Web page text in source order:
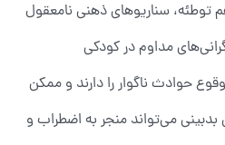
سناریوهای ذهنی نامعقول
مداوم در کودکی
حوادث ناگوار را دارند و ممکن
می‌تواند منجر به اضطراب و